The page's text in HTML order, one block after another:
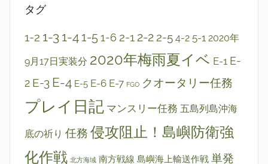
タグ
1-2 1-3 1-4 1-5 1-6 2-1 2-2 2-5 4-2 5-1 2020年
9月17日実装分 2020年梅雨夏イベ E-1 E-
2 E-3 E-4 E-5 E-6 E-7 FGO クオータリー任務
プレイ日記 マンスリー任務 五島列島沖海
底の祈り 任務 侵攻阻止！島嶼防衛強
化作戦 北方海域 南方戦線 島嶼海上輸送作戦 単発